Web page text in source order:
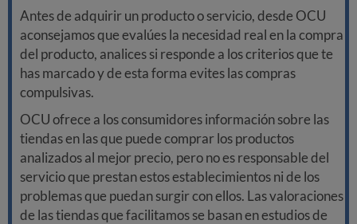
Antes de adquirir un producto o servicio, desde OCU
aconsejamos que evalúes la necesidad real en la compra
del producto, analices si responde a los criterios que te
has marcado y de esta forma evites las compras
compulsivas.
OCU ofrece a los consumidores información sobre las
tiendas en las que puede comprar los productos
analizados al mejor precio, pero no es responsable del
servicio que prestan estos establecimientos ni de los
problemas que puedan surgir con ellos. Las valoraciones
de las tiendas que facilitamos se basan en estudios de